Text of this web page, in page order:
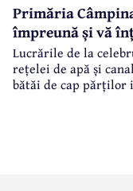
Primăria
împreună și vă
Lucrările de la
rețelei de apă și
bătăi de cap părților